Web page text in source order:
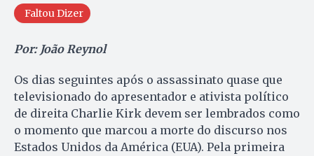
Faltou Dizer
Por: João Reynol
Os dias seguintes após o assassinato quase que
televisionado do apresentador e ativista político
de direita Charlie Kirk devem ser lembrados como
o momento que marcou a morte do discurso nos
Estados Unidos da América (EUA). Pela primeira